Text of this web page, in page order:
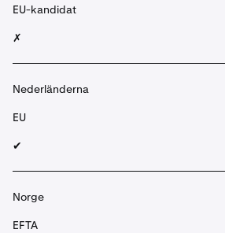
EU-kandidat
✗
Nederländerna
EU
✔︎
Norge
EFTA